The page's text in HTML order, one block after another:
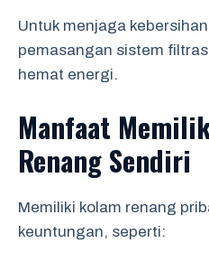
Untuk menjaga
pemasangan sistem
hemat energi.
Manfaat
Renang Sendiri
Memiliki kolam renang
keuntungan, seperti: